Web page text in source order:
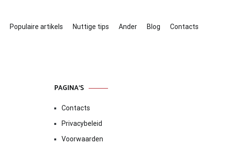
Populaire artikels Nuttige tips Ander Blog Contacts
PAGINA’S
Contacts
Privacybeleid
Voorwaarden